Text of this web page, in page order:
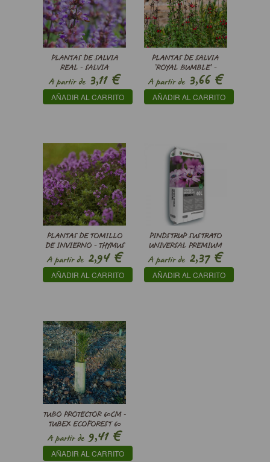
PLANTAS DE SALVIA
REAL - SALVIA
OFFICINALIS
A partir de3,11€
AÑADIR AL CARRITO
PLANTAS DE SALVIA
’ROYAL BUMBLE’ -
SALVIA MICROPHYLLA
’ROYAL BUMBLE’ -
A partir de3,66€
AÑADIR AL CARRITO
PLANTAS DE TOMILLO
DE INVIERNO - THYMUS
VULGARIS
A partir de2,94€
AÑADIR AL CARRITO
PINDSTRUP SUSTRATO
UNIVERSAL PREMIUM
A partir de2,37€
AÑADIR AL CARRITO
TUBO PROTECTOR 60CM -
TUBEX ECOFOREST 60
A partir de9,41€
AÑADIR AL CARRITO